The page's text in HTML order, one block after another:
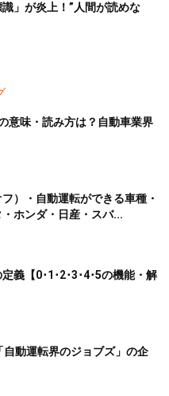
」が炎上！”人間が読めな
意味・読み方は？自動車業界
）・自動運転ができる車種・
ホンダ・日産・スバ...
義【0･1･2･3･4･5の機能・解
動運転界のジョブズ」の企